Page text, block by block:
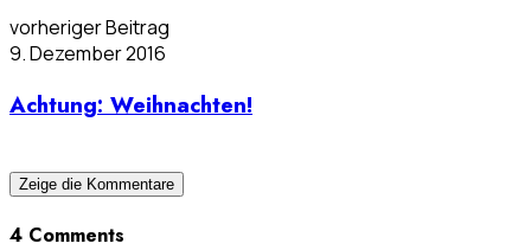
vorheriger Beitrag
9. Dezember 2016
Achtung: Weihnachten!
Zeige die Kommentare
4 Comments